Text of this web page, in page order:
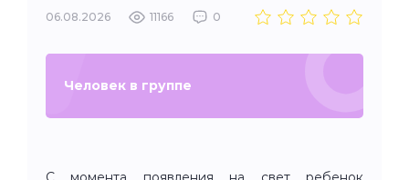
06.08.2026 11166 0
Человек в группе